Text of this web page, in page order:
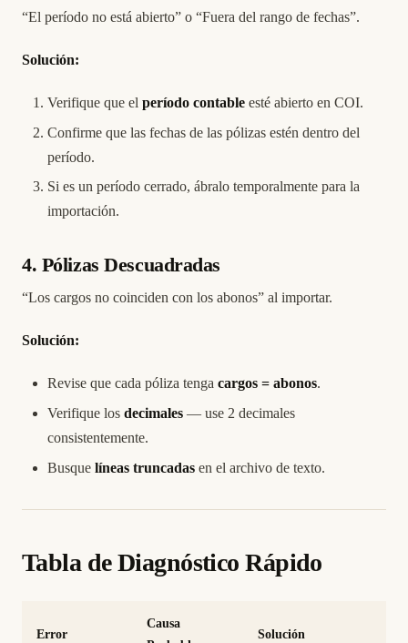
“El período no está abierto” o “Fuera del rango de fechas”.
Solución:
Verifique que el período contable esté abierto en COI.
Confirme que las fechas de las pólizas estén dentro del
período.
Si es un período cerrado, ábralo temporalmente para la
importación.
4. Pólizas Descuadradas
“Los cargos no coinciden con los abonos” al importar.
Solución:
Revise que cada póliza tenga cargos = abonos.
Verifique los decimales — use 2 decimales
consistentemente.
Busque líneas truncadas en el archivo de texto.
Tabla de Diagnóstico Rápido
Error
Causa
Solución